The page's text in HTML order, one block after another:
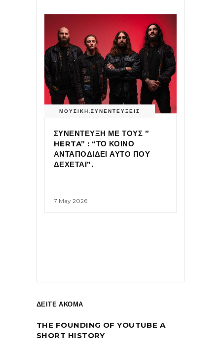
ΜΟΥΣΙΚΗ,ΣΥΝΕΝΤΕΥΞΕΙΣ
ΣΥΝΕΝΤΕΥΞΗ ΜΕ ΤΟΥΣ ”
HERTA” : “ΤΟ ΚΟΙΝΟ
ΑΝΤΑΠΟΔΙΔΕΙ ΑΥΤΟ ΠΟΥ
ΔΕΧΕΤΑΙ”.
7 May 2026
ΔΕΙΤΕ ΑΚΟΜΑ
THE FOUNDING OF YOUTUBE A
SHORT HISTORY